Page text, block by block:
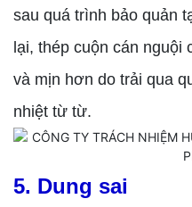
sau quá trình bảo quản
lại, thép cuộn cán nguội
và mịn hơn do trải qua
nhiệt từ từ.
5. Dung sai